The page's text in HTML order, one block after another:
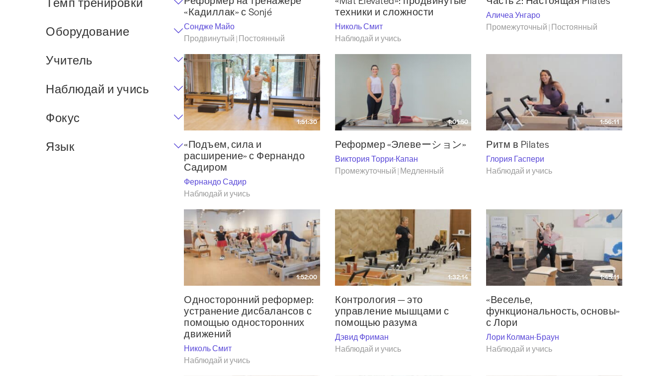
Оборудование
Учитель
Наблюдай и учись
Фокус
Язык
«Кадиллак» с Sonjé
Сондже Майо
Продвинутый | Постоянный
техники и сложности
Николь Смит
Наблюдай и учись
Аличеа Унгаро
Промежуточный | Постоянный
1:51:30
«Подъем, сила и
расширение» с Фернандо
Садиром
Фернандо Садир
Наблюдай и учись
1:01:50
Реформер «Элевеーション»
Виктория Торри-Капан
Промежуточный | Медленный
1:56:11
Ритм в Pilates
Глория Гаспери
Наблюдай и учись
1:52:00
Односторонний реформер:
устранение дисбалансов с
помощью односторонних
движений
Николь Смит
Наблюдай и учись
1:32:14
Контрология — это
управление мышцами с
помощью разума
Дэвид Фриман
Наблюдай и учись
1:45:11
«Веселье,
функциональность, основы»
с Лори
Лори Колман-Браун
Наблюдай и учись